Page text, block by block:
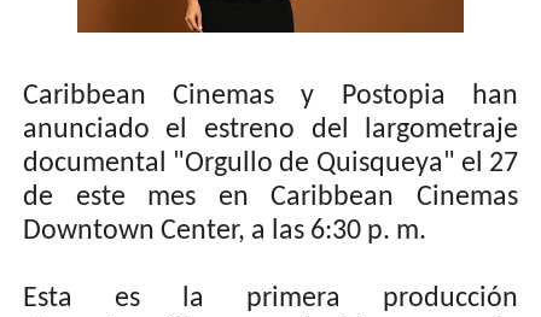
Caribbean Cinemas y Postopia han
anunciado el estreno del largometraje
documental "Orgullo de Quisqueya" el 27
de este mes en Caribbean Cinemas
Downtown Center, a las 6:30 p. m.
Esta es la primera producción